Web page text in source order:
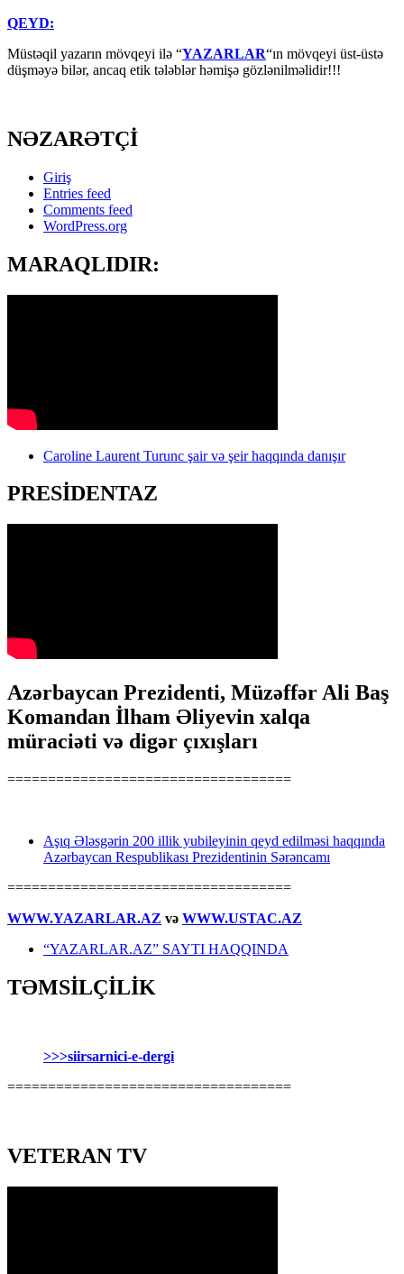
QEYD:
Müstəqil yazarın mövqeyi ilə “YAZARLAR“ın mövqeyi üst-üstə
düşməyə bilər, ancaq etik tələblər həmişə gözlənilməlidir!!!
NƏZARƏTÇİ
Giriş
Entries feed
Comments feed
WordPress.org
MARAQLIDIR:
Caroline Laurent Turunc şair və şeir haqqında danışır
PRESİDENTAZ
Azərbaycan Prezidenti, Müzəffər Ali Baş
Komandan İlham Əliyevin xalqa
müraciəti və digər çıxışları
===================================
Aşıq Ələsgərin 200 illik yubileyinin qeyd edilməsi haqqında
Azərbaycan Respublikası Prezidentinin Sərəncamı
===================================
WWW.YAZARLAR.AZ və WWW.USTAC.AZ
“YAZARLAR.AZ” SAYTI HAQQINDA
TƏMSİLÇİLİK
>>>siirsarnici-e-dergi
===================================
VETERAN TV